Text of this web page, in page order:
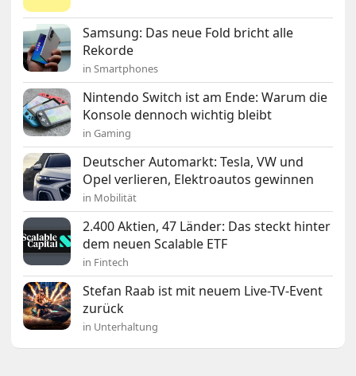
Samsung: Das neue Fold bricht alle
Rekorde
in Smartphones
Nintendo Switch ist am Ende: Warum die
Konsole dennoch wichtig bleibt
in Gaming
Deutscher Automarkt: Tesla, VW und
Opel verlieren, Elektroautos gewinnen
in Mobilität
2.400 Aktien, 47 Länder: Das steckt hinter
dem neuen Scalable ETF
in Fintech
Stefan Raab ist mit neuem Live-TV-Event
zurück
in Unterhaltung